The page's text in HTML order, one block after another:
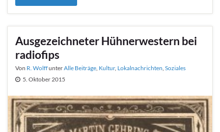
Ausgezeichneter Hühnerwestern bei
radiofips
Von R. WolffunterAlle Beiträge, Kultur, Lokalnachrichten, Soziales
5. Oktober 2015